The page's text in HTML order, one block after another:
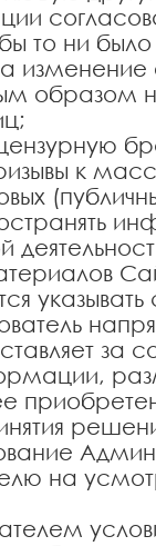
то ни
образом
к
за
на